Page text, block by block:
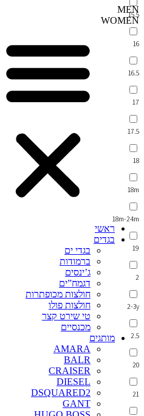
15.5
16
16.5
17
17.5
18
18m
18m-24m
19
2
2-3y
2.5
20
21
MEN
WOMEN
ראשי
בגדים
בגדי ים
ברמודות
ג’ינסים
דגמח”ים
חולצות מכופתרות
חולצות פולו
טי שירט קצר
מכנסיים
מותגים
AMARA
BALR
CRAISER
DIESEL
DSQUARED2
GANT